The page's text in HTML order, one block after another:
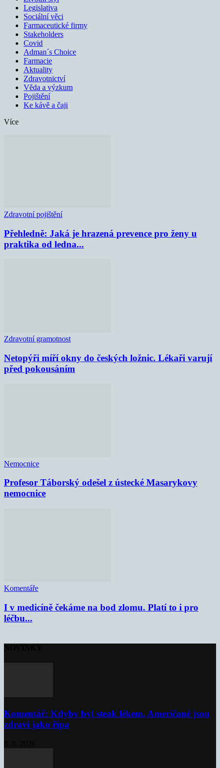
Legislativa
Sociální věci
Farmaceutické firmy
Stakeholders
Covid
Adman´s Choice
Farmacie
Aktuality
Zdravotnictví
Věda a výzkum
Pojištění
Ke kávě a čaji
Více
Zdravotní pojištění
Přehledně: Jaká je hrazená prevence pro ženy u
praktika od ledna...
Zdravotní gramotnost
Netopýři míří okny do českých ložnic. Lékaři varují
před pokousáním
Nemocnice
Profesor Táborský odešel z ústecké Masarykovy
nemocnice
Komentáře
I v medicíně čekáme na bod zlomu. Platí to i pro
léčbu...
Komentář: Kdyby byl steak lékem, Američané jsou
zdraví jako řípa